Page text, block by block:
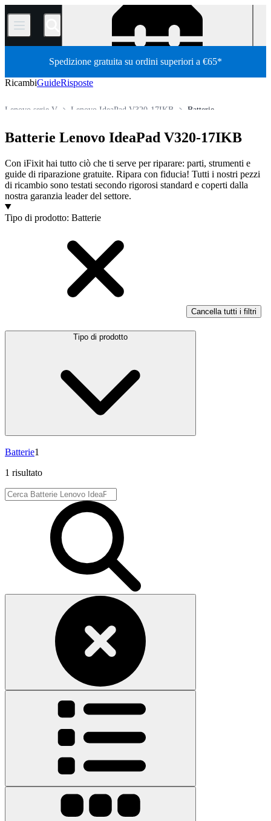
/
Spedizione gratuita su ordini superiori a €65*
RicambiGuideRisposte
Batterie
Lenovo IdeaPad V320-17IKB
Lenovo serie V
Batterie Lenovo IdeaPad V320-17IKB
Con iFixit hai tutto ciò che ti serve per riparare: parti, strumenti e
guide di riparazione gratuite. Ripara con fiducia! Tutti i nostri pezzi
di ricambio sono testati secondo rigorosi standard e coperti dalla
nostra garanzia leader del settore.
Prodotti
Tipo di prodotto: Batterie
Cancella tutti i filtri
Tipo di prodotto
Batterie1
1 risultato